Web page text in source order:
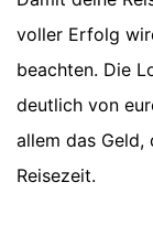
voller Erfolg
beachten. Die
deutlich von
allem das
Reisezeit.